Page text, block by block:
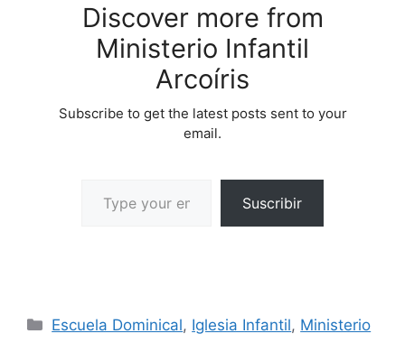
Discover more from
Ministerio Infantil
Arcoíris
Subscribe to get the latest posts sent to your
email.
Suscribir
Escuela Dominical, Iglesia Infantil, Ministerio